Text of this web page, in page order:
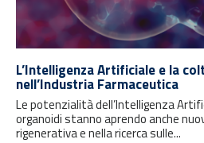
L’Intelligenza Artificiale e la
nell’Industria Farmaceutica
Le potenzialità dell’Intelligenza
organoidi stanno aprendo anche
rigenerativa e nella ricerca sulle...